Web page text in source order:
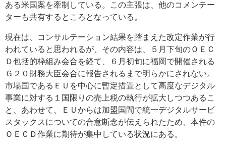
ある米国案を牽制している。この主張は、他のコメンテー
ターも共有するところとなっている。
現在は、コンサルテーション結果を踏まえた改定作業が行
われていると思われるが、その内容は、５月下旬のＯＥＣ
Ｄ包括的枠組み会合を経て、６月初旬に福岡で開催される
Ｇ２０財務大臣会合に報告されるまで明らかにされない。
市場国であるＥＵを中心に暫定措置として高度なデジタル
事業に対する１国限りの売上税の執行が拡大しつつあるこ
と、あわせて、ＥＵからは加盟国間で統一デジタルサービ
スタックスについての合意断念が伝えられたため、本件の
ＯＥＣＤ作業に期待が集中している状況にある。